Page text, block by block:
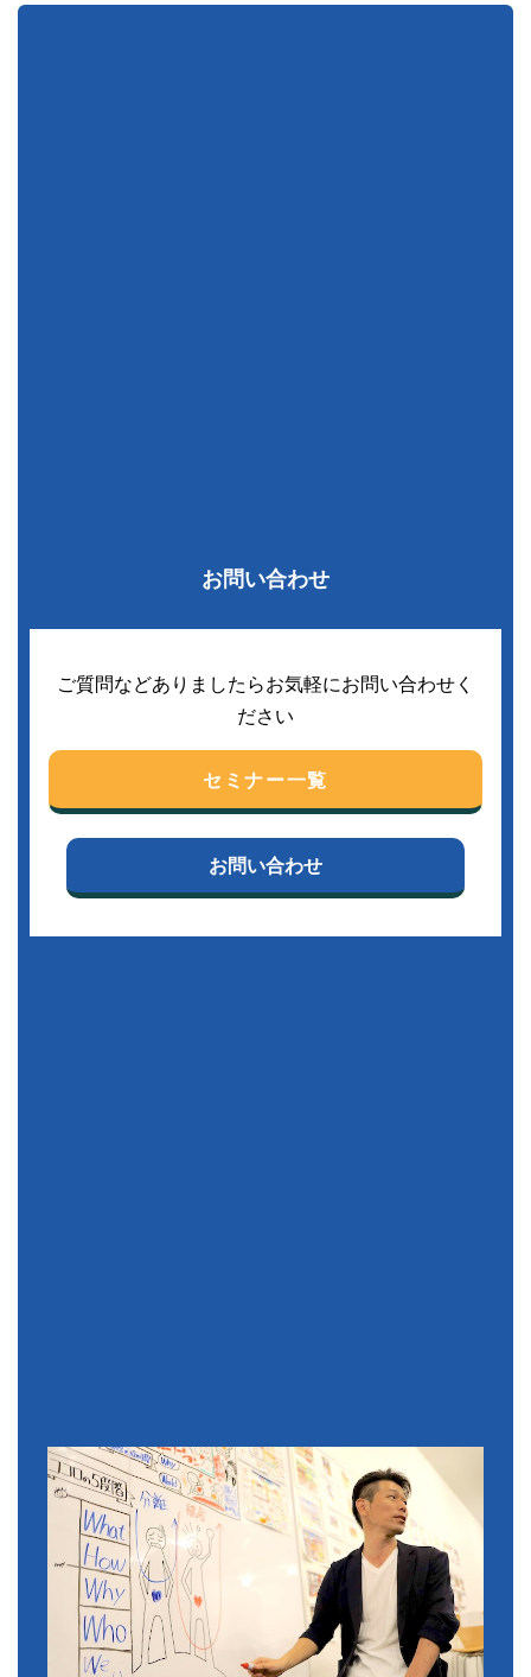
お問い合わせ
ご質問などありましたらお気軽にお問い合わせく
ださい
セミナー一覧
お問い合わせ